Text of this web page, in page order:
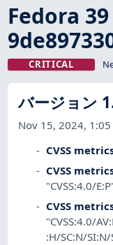
Fedora
CRITICAL
バージョン
Nov 15, 2024,
CVSS
CVSS
"CVSS:4.0/
CVSS
"CVSS:4.0/
:H/SC:N/SI:N/